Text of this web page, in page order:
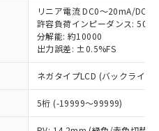
リニア電流 DC0～20mA/DC4
許容負荷インピーダンス:
分解能: 約10000
出力誤差: ±0.5%FS
ネガタイプLCD (バックライト
5桁 (-19999～99999)
指令（10物質）の
が提供可能な商品で
令（10物質）の非含
り替える予定のある
指令（10物質）の